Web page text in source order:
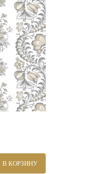
В КОРЗИНУ